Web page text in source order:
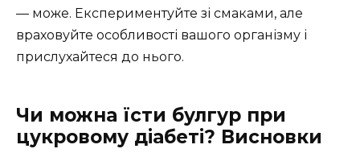
— може. Експериментуйте зі смаками, але
враховуйте особливості вашого організму і
прислухайтеся до нього.
Чи можна їсти булгур при
цукровому діабеті? Висновки